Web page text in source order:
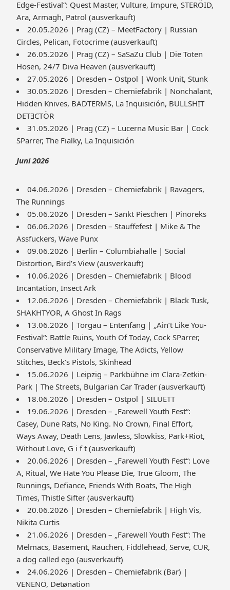
Edge-Festival“: Quest Master, Vulture, Impure, STERÖID,
Ara, Armagh, Patrol (ausverkauft)
20.05.2026 | Prag (CZ) – MeetFactory | Russian
Circles, Pelican, Fotocrime (ausverkauft)
26.05.2026 | Prag (CZ) – SaSaZu Club | Die Toten
Hosen, 24/7 Diva Heaven (ausverkauft)
27.05.2026 | Dresden – Ostpol | Wonk Unit, Stunk
30.05.2026 | Dresden – Chemiefabrik | Nonchalant,
Hidden Knives, BADTERMS, La Inquisición, BULLSHIT
DETƎCTÖR
31.05.2026 | Prag (CZ) – Lucerna Music Bar | Cock
SParrer, The Fialky, La Inquisición
Juni 2026
04.06.2026 | Dresden – Chemiefabrik | Ravagers,
The Runnings
05.06.2026 | Dresden – Sankt Pieschen | Pinoreks
06.06.2026 | Dresden – Stauffefest | Mike & The
Assfuckers, Wave Punx
09.06.2026 | Berlin – Columbiahalle | Social
Distortion, Bird’s View (ausverkauft)
10.06.2026 | Dresden – Chemiefabrik | Blood
Incantation, Insect Ark
12.06.2026 | Dresden – Chemiefabrik | Black Tusk,
SHAKHTYOR, A Ghost In Rags
13.06.2026 | Torgau – Entenfang | „Ain’t Like You-
Festival“: Battle Ruins, Youth Of Today, Cock SParrer,
Conservative Military Image, The Adicts, Yellow
Stitches, Beck’s Pistols, Skinhead
15.06.2026 | Leipzig – Parkbühne im Clara-Zetkin-
Park | The Streets, Bulgarian Car Trader (ausverkauft)
18.06.2026 | Dresden – Ostpol | SILUETT
19.06.2026 | Dresden – „Farewell Youth Fest“:
Casey, Dune Rats, No King. No Crown, Final Effort,
Ways Away, Death Lens, Jawless, Slowkiss, Park+Riot,
Without Love, G i f t (ausverkauft)
20.06.2026 | Dresden – „Farewell Youth Fest“: Love
A, Ritual, We Hate You Please Die, True Gloom, The
Runnings, Defiance, Friends With Boats, The High
Times, Thistle Sifter (ausverkauft)
20.06.2026 | Dresden – Chemiefabrik | High Vis,
Nikita Curtis
21.06.2026 | Dresden – „Farewell Youth Fest“: The
Melmacs, Basement, Rauchen, Fiddlehead, Serve, CUR,
a dog called ego (ausverkauft)
24.06.2026 | Dresden – Chemiefabrik (Bar) |
VENENÖ, Detønation